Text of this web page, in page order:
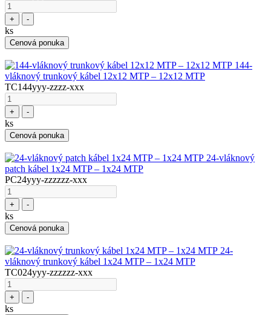
+ -
ks
Cenová ponuka
144-
vláknový trunkový kábel 12x12 MTP – 12x12 MTP
TC144yyy-zzzz-xxx
+ -
ks
Cenová ponuka
24-vláknový
patch kábel 1x24 MTP – 1x24 MTP
PC24yyy-zzzzzz-xxx
+ -
ks
Cenová ponuka
24-
vláknový trunkový kábel 1x24 MTP – 1x24 MTP
TC024yyy-zzzzzz-xxx
+ -
ks